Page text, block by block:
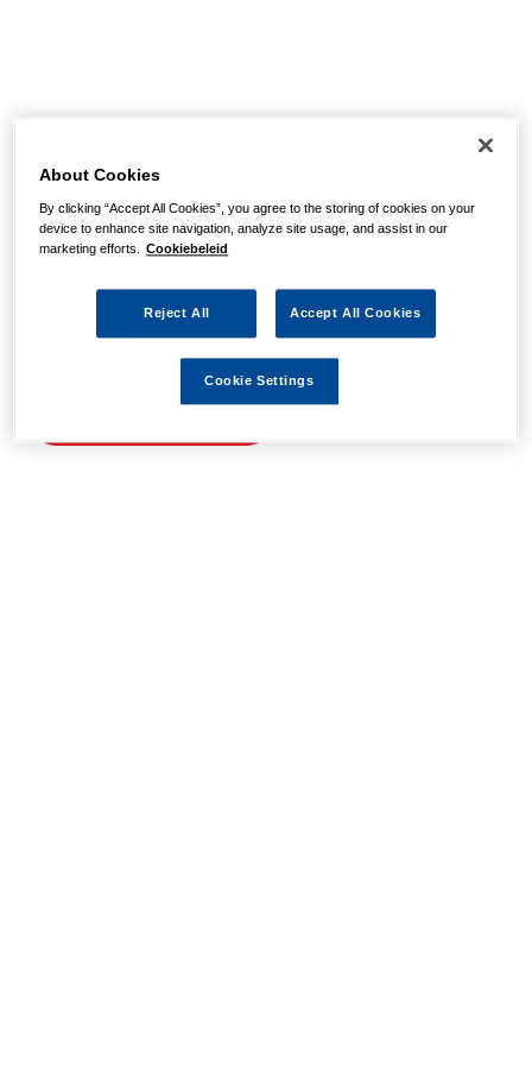
pagina niet kunnen
vinden
Wellicht zit er een spel- of typfout in de URL of is de
actie waarnaar u zocht al verlopen. We hopen u weer op
About Cookies
By clicking “Accept All Cookies”, you agree to the storing of cookies on your
device to enhance site navigation, analyze site usage, and assist in our
marketing efforts. Cookiebeleid
Reject All Accept All Cookies
Cookie Settings